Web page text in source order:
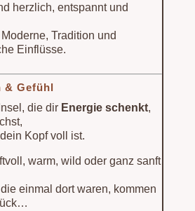
herzlich, entspannt und
Tradition und
Einflüsse.
& Gefühl
die dir Energie schenkt,
Kopf voll ist.
warm, wild oder ganz sanft
einmal dort waren, kommen